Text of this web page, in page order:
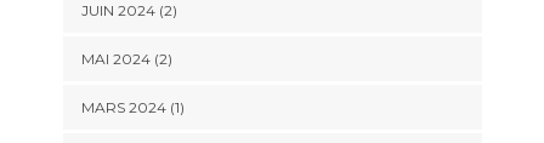
JUIN 2024(2)
MAI 2024(2)
MARS 2024(1)